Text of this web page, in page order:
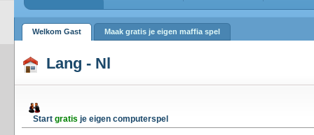
Welkom Gast Maak gratis je eigen maffia spel
Lang - Nl
Start gratis je eigen computerspel